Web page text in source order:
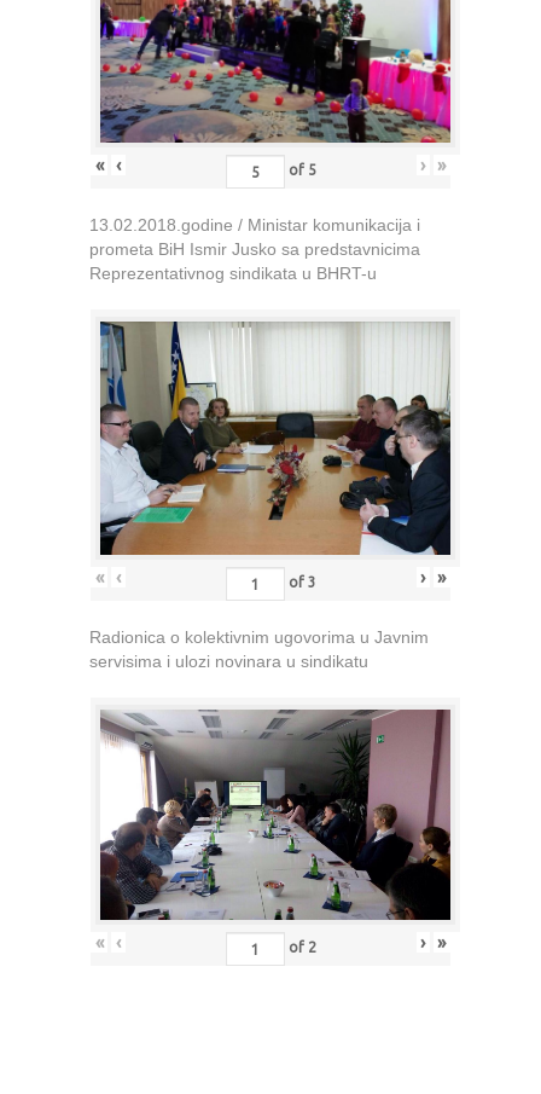
« ‹ of 5 › »
13.02.2018.godine / Ministar komunikacija i
prometa BiH Ismir Jusko sa predstavnicima
Reprezentativnog sindikata u BHRT-u
« ‹ of 3 › »
Radionica o kolektivnim ugovorima u Javnim
servisima i ulozi novinara u sindikatu
« ‹ of 2 › »